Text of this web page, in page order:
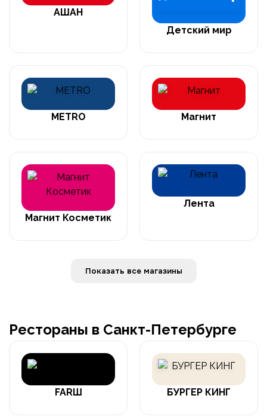
АШАН
Детский мир
METRO Магнит
Магнит Косметик
Лента
Показать все магазины
Рестораны в Санкт-Петербурге
FARШ БУРГЕР КИНГ